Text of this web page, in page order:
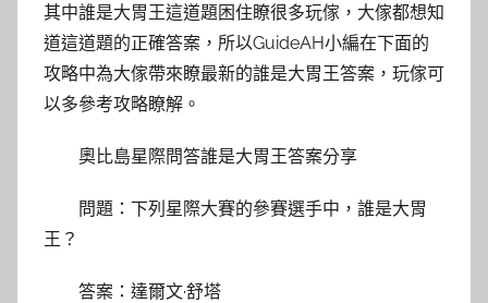
其中誰是大胃王這道題困住瞭很多玩傢，大傢都想知
道這道題的正確答案，所以GuideAH小編在下面的
攻略中為大傢帶來瞭最新的誰是大胃王答案，玩傢可
以多參考攻略瞭解。
奧比島星際問答誰是大胃王答案分享
問題：下列星際大賽的參賽選手中，誰是大胃
王？
答案：達爾文·舒塔